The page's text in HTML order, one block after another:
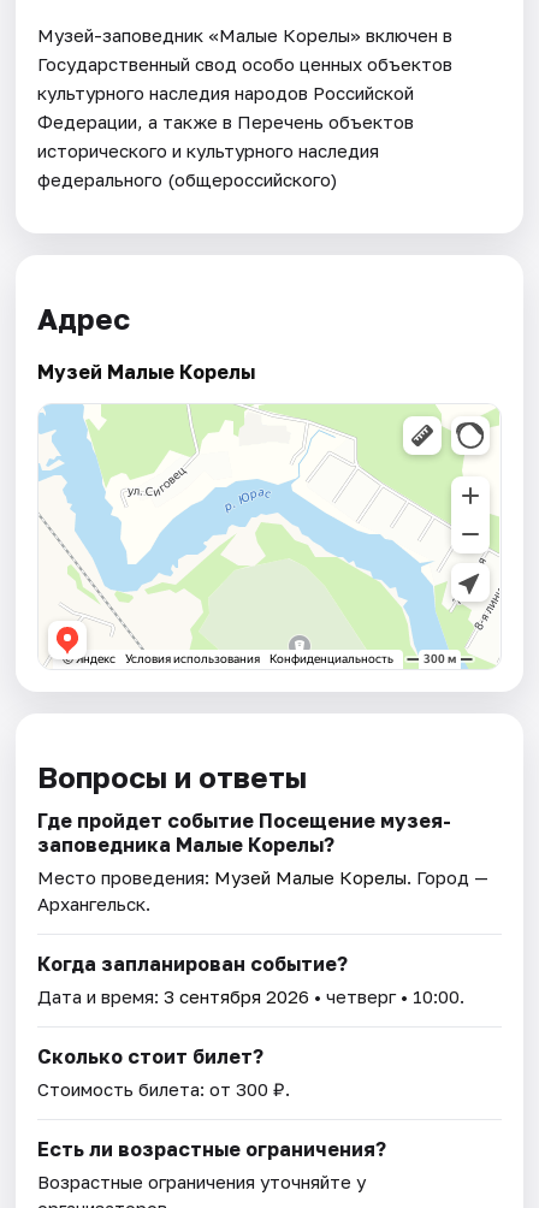
Музей-заповедник «Малые Корелы» включен в
Государственный свод особо ценных объектов
культурного наследия народов Российской
Федерации, а также в Перечень объектов
исторического и культурного наследия
федерального (общероссийского)
Адрес
Музей Малые Корелы
Вопросы и ответы
Где пройдет событие Посещение музея-
заповедника Малые Корелы?
Место проведения: Музей Малые Корелы. Город —
Архангельск.
Когда запланирован событие?
Дата и время:3 сентября 2026 • четверг • 10:00.
Сколько стоит билет?
Стоимость билета: от 300 ₽.
Есть ли возрастные ограничения?
Возрастные ограничения уточняйте у